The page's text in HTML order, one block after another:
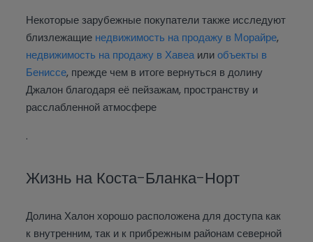
Некоторые зарубежные покупатели также исследуют
близлежащие недвижимость на продажу в Морайре,
недвижимость на продажу в Хавеаилиобъекты в
Бениссе, прежде чем в итоге вернуться в долину
Джалон благодаря её пейзажам, пространству и
расслабленной атмосфере
.
Жизнь на Коста-Бланка-Норт
Долина Халон хорошо расположена для доступа как
к внутренним, так и к прибрежным районам северной